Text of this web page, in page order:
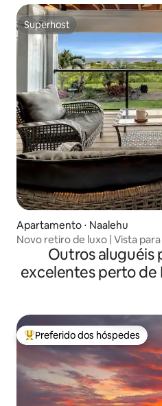
Superhost
Superhost
Apartamento ⋅ Naalehu
Novo retiro de luxo | Vista
Outros aluguéis
excelentes perto de
Entre os melhores preferidos
Preferido dos hóspedes